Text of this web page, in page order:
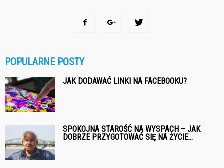
POPULARNE POSTY
JAK DODAWAĆ LINKI NA FACEBOOKU?
SPOKOJNA STAROŚĆ NA WYSPACH – JAK
DOBRZE PRZYGOTOWAĆ SIĘ NA ŻYCIE...